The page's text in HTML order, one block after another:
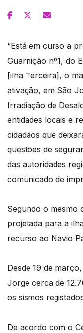
“Está em curso a
Guarnição nº1, do
[ilha Terceira], o
ativação, em São
Irradiação de
entidades locais e
cidadãos que
questões de
das autoridades
comunicado de
Segundo o mesmo
projetada para a
recurso ao Navio
Desde 19 de
Jorge cerca de
os sismos
De acordo com o